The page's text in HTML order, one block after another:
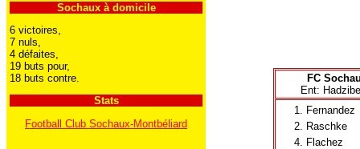
Sochaux à domicile
6 victoires,
7 nuls,
4 défaites,
19 buts pour,
18 buts contre.
Stats
Football Club Sochaux-Montbéliard
FC
Ent:
1. Fernandez
2. Raschke
4. Flachez